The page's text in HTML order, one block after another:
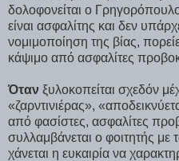
δολοφονείται ο
είναι ασφαλίτης και δεν
νομιμοποίηση της βίας,
κάψιμο από ασφαλίτες
Όταν ξυλοκοπείται σχεδόν
«ζαρντινιέρας»,
από φασίστες, ασφαλίτες
συλλαμβάνεται ο φοιτητής με
χάνεται η ευκαιρία να